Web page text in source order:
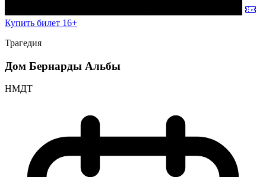
Купить билет 16+
Трагедия
Дом Бернарды Альбы
НМДТ